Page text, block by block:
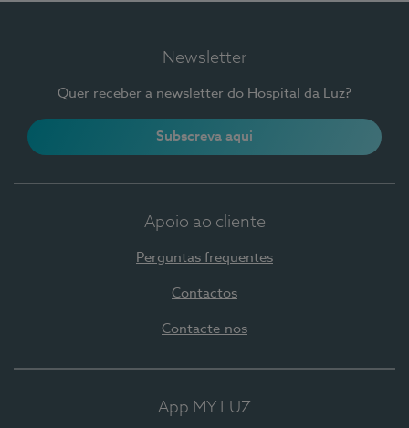
Newsletter
Quer receber a newsletter do Hospital da Luz?
Subscreva aqui
Apoio ao cliente
Perguntas frequentes
Contactos
Contacte-nos
App MY LUZ